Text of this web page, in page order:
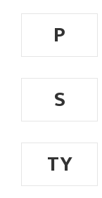
P
S
TY